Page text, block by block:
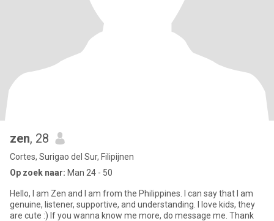
zen, 28
Cortes, Surigao del Sur, Filipijnen
Op zoek naar: Man 24 - 50
Hello, I am Zen and I am from the Philippines. I can say that I am
genuine, listener, supportive, and understanding. I love kids, they
are cute :) If you wanna know me more, do message me. Thank